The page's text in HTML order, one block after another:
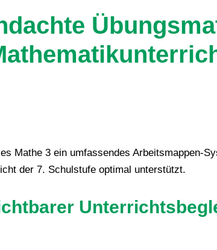
7
M
e
Mathe 3 ein umfassendes Arbeitsmappen-
der 7. Schulstufe optimal unterstützt.